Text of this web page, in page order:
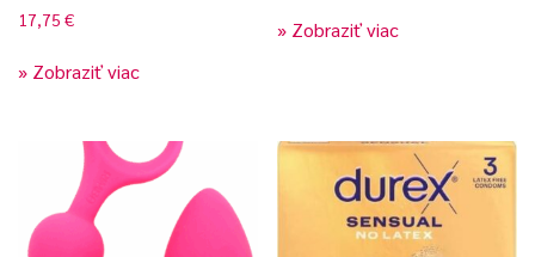
17,75 €
» Zobraziť viac
» Zobraziť viac